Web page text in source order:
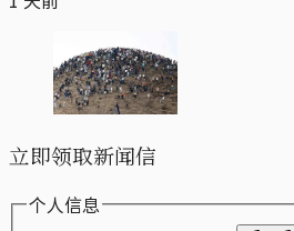
立即领取新闻信
个人信息